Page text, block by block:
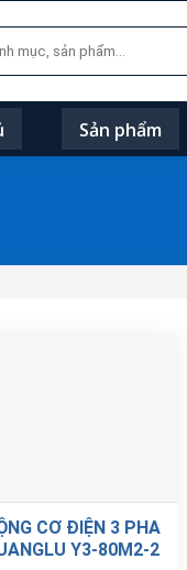
Sản phẩm
CƠ ĐIỆN 3 PHA
Y3-80M2-2